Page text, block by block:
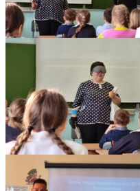
pic06524_09
pic06524_08